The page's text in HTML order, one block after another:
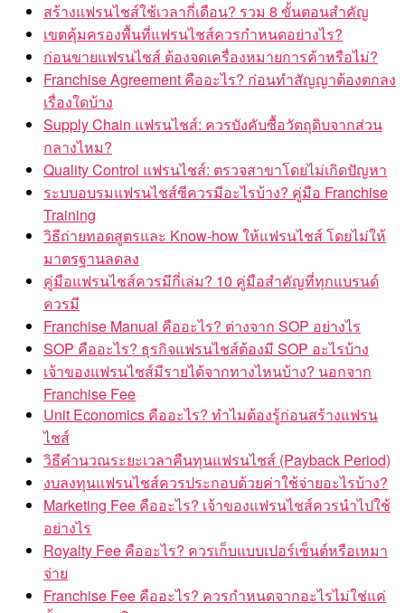
สร้างแฟรนไชส์ใช้เวลากี่เดือน? รวม 8 ขั้นตอนสำคัญ
เขตคุ้มครองพื้นที่แฟรนไชส์ควรกำหนดอย่างไร?
ก่อนขายแฟรนไชส์ ต้องจดเครื่องหมายการค้าหรือไม่?
Franchise Agreement คืออะไร? ก่อนทำสัญญาต้องตกลง
เรื่องใดบ้าง
Supply Chain แฟรนไชส์: ควรบังคับซื้อวัตถุดิบจากส่วน
กลางไหม?
Quality Control แฟรนไชส์: ตรวจสาขาโดยไม่เกิดปัญหา
ระบบอบรมแฟรนไชส์ซีควรมีอะไรบ้าง? คู่มือ Franchise
Training
วิธีถ่ายทอดสูตรและ Know-how ให้แฟรนไชส์ โดยไม่ให้
มาตรฐานลดลง
คู่มือแฟรนไชส์ควรมีกี่เล่ม? 10 คู่มือสำคัญที่ทุกแบรนด์
ควรมี
Franchise Manual คืออะไร? ต่างจาก SOP อย่างไร
SOP คืออะไร? ธุรกิจแฟรนไชส์ต้องมี SOP อะไรบ้าง
เจ้าของแฟรนไชส์มีรายได้จากทางไหนบ้าง? นอกจาก
Franchise Fee
Unit Economics คืออะไร? ทำไมต้องรู้ก่อนสร้างแฟรน
ไชส์
วิธีคำนวณระยะเวลาคืนทุนแฟรนไชส์ (Payback Period)
งบลงทุนแฟรนไชส์ควรประกอบด้วยค่าใช้จ่ายอะไรบ้าง?
Marketing Fee คืออะไร? เจ้าของแฟรนไชส์ควรนำไปใช้
อย่างไร
Royalty Fee คืออะไร? ควรเก็บแบบเปอร์เซ็นต์หรือเหมา
จ่าย
Franchise Fee คืออะไร? ควรกำหนดจากอะไรไม่ใช่แค่